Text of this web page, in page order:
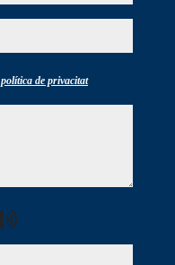
política de privacitat